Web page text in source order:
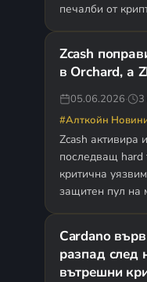
печалби от
на…
Zcash
в Orchard, а
05.06.2026·
#Алткойн
Zcash активира
последващ hard
критична
защитен пул на
Cardano
разпад след
вътрешни